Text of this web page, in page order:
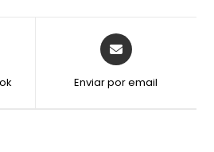
Enviar por email